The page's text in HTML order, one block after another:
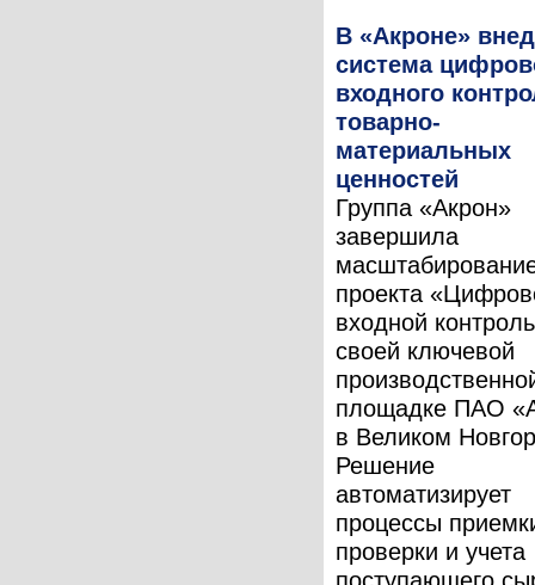
В «Акроне»
система
входного
товарно-
материальных
ценностей
Группа «Акрон»
завершила
проекта
входной
своей ключевой
площадке ПАО
в Великом
Решение
автоматизирует
процессы
проверки и учета